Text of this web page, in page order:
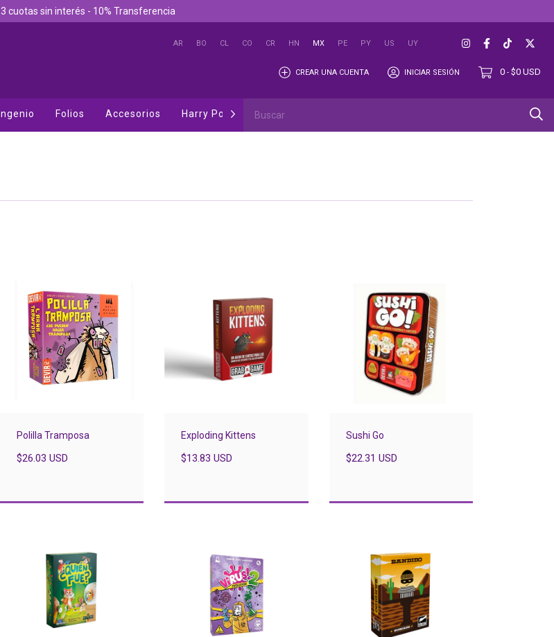
3 cuotas sin interés - 10% Transferencia
AR BO CL CO CR HN MX PE PY US UY
CREAR UNA CUENTA INICIAR SESIÓN 0 - $0 USD
Ingenio Folios Accesorios Harry Potter OUTLET
Polilla Tramposa
$26.03 USD
Exploding Kittens
$13.83 USD
Sushi Go
$22.31 USD